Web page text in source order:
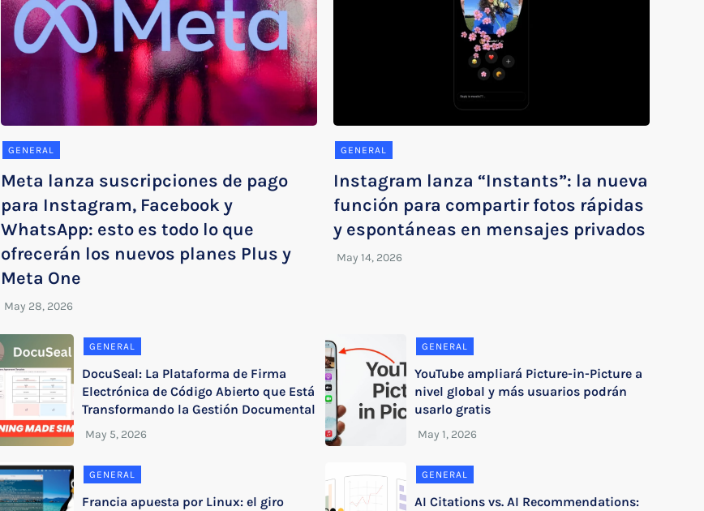
GENERAL
Meta lanza suscripciones de pago
para Instagram, Facebook y
WhatsApp: esto es todo lo que
ofrecerán los nuevos planes Plus y
Meta One
GENERAL
Instagram lanza “Instants”: la nueva
función para compartir fotos rápidas
y espontáneas en mensajes privados
GENERAL
DocuSeal: La Plataforma de Firma
Electrónica de Código Abierto que Está
Transformando la Gestión Documental
GENERAL
YouTube ampliará Picture-in-Picture a
nivel global y más usuarios podrán
usarlo gratis
GENERAL
Francia apuesta por Linux: el giro
GENERAL
AI Citations vs. AI Recommendations: